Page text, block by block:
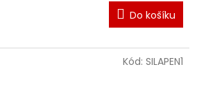
Do košíku
Kód: SILAPEN1